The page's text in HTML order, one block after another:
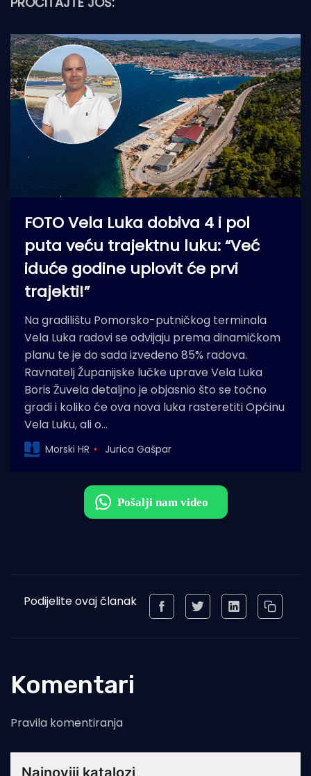
FOTO Vela Luka dobiva 4 i pol
puta veću trajektnu luku: “Već
iduće godine uplovit će prvi
trajekti!”
Na gradilištu Pomorsko-putničkog terminala
Vela Luka radovi se odvijaju prema dinamičkom
planu te je do sada izvedeno 85% radova.
Ravnatelj Županijske lučke uprave Vela Luka
Boris Žuvela detaljno je objasnio što se točno
gradi i koliko će ova nova luka rasteretiti Općinu
Vela Luku, ali o…
Morski HR Jurica Gašpar
Podijelite ovaj članak
Komentari
Pravila komentiranja